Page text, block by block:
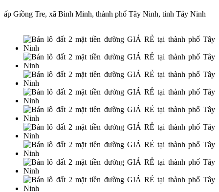
ấp Giồng Tre, xã Bình Minh, thành phố Tây Ninh, tỉnh Tây Ninh